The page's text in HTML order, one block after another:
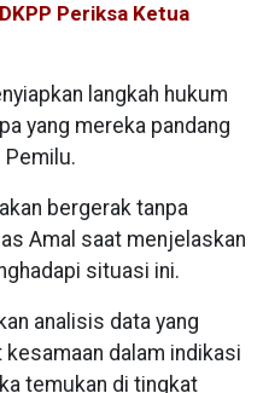
Periksa Ketua
langkah hukum
yang mereka pandang
Pemilu.
bergerak tanpa
Amal saat menjelaskan
situasi ini.
analisis data yang
dalam indikasi
temukan di tingkat